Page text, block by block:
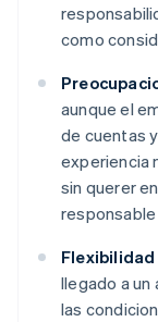
como
aunque el
de cuentas
experiencia
sin querer
llegado a un
las